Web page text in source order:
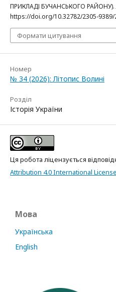
ПРИКЛАДІ БУЧАНСЬКОГО РАЙОНУ).
https://doi.org/10.32782/2305-9389/
Формати цитування
Номер
№ 34 (2026): Літопис Волині
Розділ
Історія України
Ця робота ліцензується
Attribution 4.0 International License
Мова
Українська
English